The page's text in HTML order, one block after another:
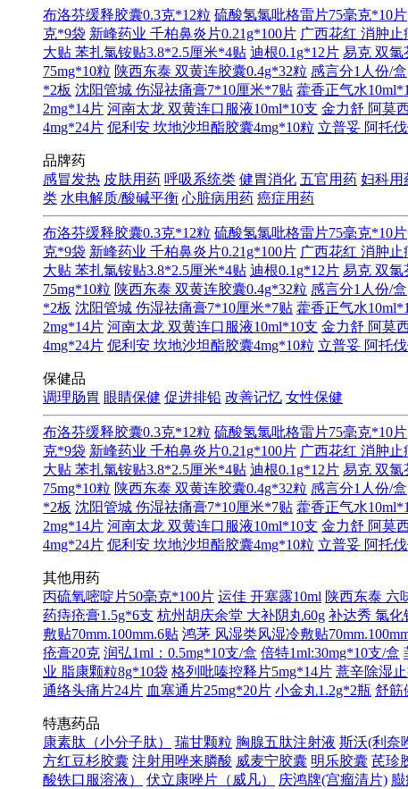
布洛芬缓释胶囊0.3克*12粒 硫酸氢氯吡格雷片75毫克*10片
克*9袋 新峰药业 千柏鼻炎片0.21g*100片 广西花红 消肿止
大贴 苯扎氯铵贴3.8*2.5厘米*4贴 迪根0.1g*12片 易克 双氯
75mg*10粒 陕西东泰 双黄连胶囊0.4g*32粒 感言分1人份/盒
*2板 沈阳管城 伤湿祛痛膏7*10厘米*7贴 藿香正气水
2mg*14片 河南太龙 双黄连口服液10ml*10支 金力舒 阿莫
4mg*24片 伲利安 坎地沙坦酯胶囊4mg*10粒 立普妥 阿托
品牌药
感冒发热 皮肤用药 呼吸系统类 健胃消化 五官用药 妇科用
类 水电解质/酸碱平衡 心脏病用药 癌症用药
布洛芬缓释胶囊0.3克*12粒 硫酸氢氯吡格雷片75毫克*10片
克*9袋 新峰药业 千柏鼻炎片0.21g*100片 广西花红 消肿止
大贴 苯扎氯铵贴3.8*2.5厘米*4贴 迪根0.1g*12片 易克 双氯
75mg*10粒 陕西东泰 双黄连胶囊0.4g*32粒 感言分1人份/盒
*2板 沈阳管城 伤湿祛痛膏7*10厘米*7贴 藿香正气水
2mg*14片 河南太龙 双黄连口服液10ml*10支 金力舒 阿莫
4mg*24片 伲利安 坎地沙坦酯胶囊4mg*10粒 立普妥 阿托
保健品
调理肠胃 眼睛保健 促进排铅 改善记忆 女性保健
布洛芬缓释胶囊0.3克*12粒 硫酸氢氯吡格雷片75毫克*10片
克*9袋 新峰药业 千柏鼻炎片0.21g*100片 广西花红 消肿止
大贴 苯扎氯铵贴3.8*2.5厘米*4贴 迪根0.1g*12片 易克 双氯
75mg*10粒 陕西东泰 双黄连胶囊0.4g*32粒 感言分1人份/盒
*2板 沈阳管城 伤湿祛痛膏7*10厘米*7贴 藿香正气水
2mg*14片 河南太龙 双黄连口服液10ml*10支 金力舒 阿莫
4mg*24片 伲利安 坎地沙坦酯胶囊4mg*10粒 立普妥 阿托
其他用药
丙硫氧嘧啶片50毫克*100片 运佳 开塞露10ml 陕西东泰 六
药痔疮膏1.5g*6支 杭州胡庆余堂 大补阴丸60g 补达秀 氯化
敷贴70mm.100mm.6贴 鸿茅 风湿类风湿冷敷贴
疮膏20克 润弘1ml：0.5mg*10支/盒 倍特1ml:30mg*10支/盒
业 脂康颗粒8g*10袋 格列吡嗪控释片5mg*14片 薏辛除湿
通络头痛片24片 血塞通片25mg*20片 小金丸1.2g*2瓶 舒筋
特惠药品
康素肽（小分子肽）
瑞甘颗粒 胸腺五肽注射液 斯沃(利奈
方红豆杉胶囊 注射用唑来膦酸 威麦宁胶囊 明乐胶囊 芪珍
酸铁口服溶液）
伏立康唑片（威凡） 庆鸿牌(宫瘤清片)